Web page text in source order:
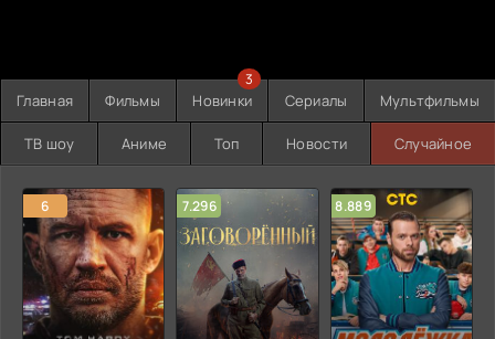
Главная Фильмы Новинки
3
Сериалы Мультфильмы
ТВ шоу Аниме Топ Новости Случайное
6 7.296 8.889